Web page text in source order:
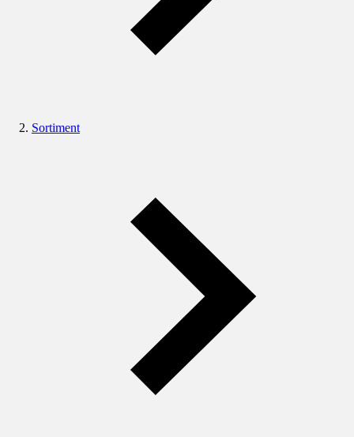
Sortiment